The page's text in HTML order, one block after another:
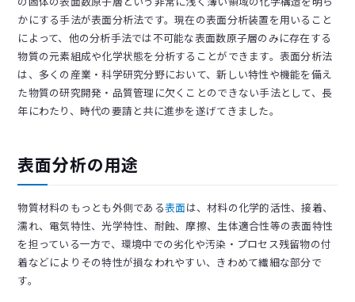
かにする手法が表面分析法です。現在の表面分析装置を用いること
によって、他の分析手法では不可能な表面数原子層のみに存在する
物質の元素組成や化学状態を分析することができます。表面分析法
は、多くの産業・科学研究分野において、新しい特性や機能を備え
た物質の研究開発・品質管理に欠くことのできない手法として、長
年にわたり、時代の要請と共に進歩を遂げてきました。
表面分析の用途
物質材料のもっとも外側である表面は、材料の化学的活性、接着、
濡れ、電気特性、光学特性、耐蝕、摩擦、生体適合性等の表面特性
を担っている一方で、環境中での劣化や汚染・プロセス残留物の付
着などによりその特性が損なわれやすい、きわめて繊細な部分で
す。